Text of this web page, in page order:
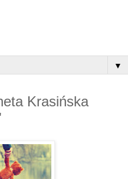
▼
Krasińska